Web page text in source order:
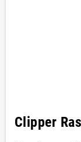
Clipper